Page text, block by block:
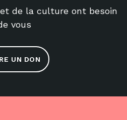
de la culture ont besoin
vous
UN DON